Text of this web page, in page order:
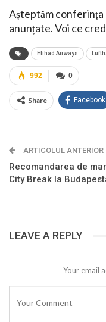
Așteptăm conferința
anunțate. Voi ce
Etihad Airways
0
992
Share Facebook
ARTICOLUL ANTERIOR
Recomandarea de
City Break la
LEAVE A REPLY
Your email